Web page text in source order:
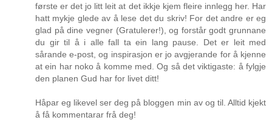
første er det jo litt leit at det ikkje kjem fleire innlegg her. Har
hatt mykje glede av å lese det du skriv! For det andre er eg
glad på dine vegner (Gratulerer!), og forstår godt grunnane
du gir til å i alle fall ta ein lang pause. Det er leit med
sårande e-post, og inspirasjon er jo avgjerande for å kjenne
at ein har noko å komme med. Og så det viktigaste: å fylgje
den planen Gud har for livet ditt!
Håpar eg likevel ser deg på bloggen min av og til. Alltid kjekt
å få kommentarar frå deg!